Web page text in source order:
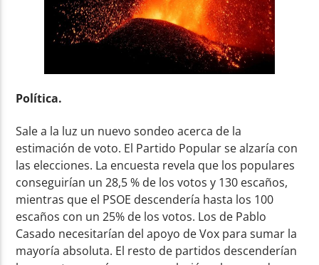
Política.
Sale a la luz un nuevo sondeo acerca de la
estimación de voto. El Partido Popular se alzaría con
las elecciones. La encuesta revela que los populares
conseguirían un 28,5 % de los votos y 130 escaños,
mientras que el PSOE descendería hasta los 100
escaños con un 25% de los votos. Los de Pablo
Casado necesitarían del apoyo de Vox para sumar la
mayoría absoluta. El resto de partidos descenderían